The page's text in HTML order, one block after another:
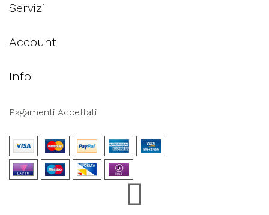
Servizi
Account
Info
Pagamenti Accettati